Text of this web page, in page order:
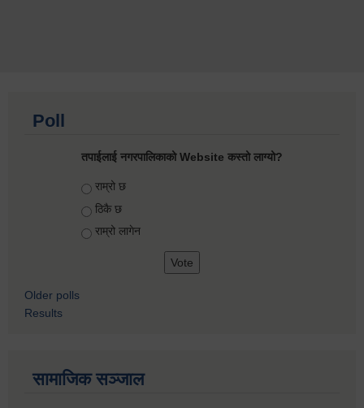
Poll
तपाईलाई नगरपालिकाको Website कस्तो लाग्यो?
Choices
राम्रो छ
ठिकै छ
राम्रो लागेन
Older polls
Results
सामाजिक सञ्जाल